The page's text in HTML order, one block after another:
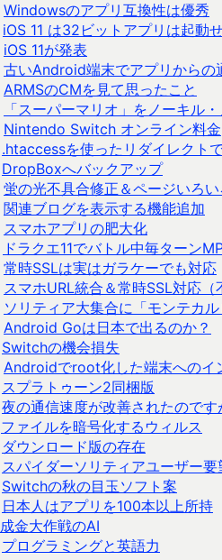
Windowsのアプリ互換性は優秀
iOS 11 は32ビットアプリは起動
iOS 11が発表
古いAndroid端末でアプリからの
ARMSのCMを見て思ったこと
「スーパーマリオ」をノーキル
Nintendo Switch オンライン料金
.htaccessを使ったリダイレクト
DropBoxへバックアップ
蛍の光不具合修正＆ページいろ
関連ブログを表示する機能追加
スマホアプリの肥大化
ドラクエ11でバトル中毎ターン
常時SSLは実はガラケーでも対応
スマホURL統合＆常時SSL対応（
ソリティア大集合に「モンテカ
Android Goは日本で出るのか？
Switchの機会損失
Androidでroot化した端末へのイ
スプラトゥーン2同梱版
夜の通信速度が改善されたのです
ファイルを暗号化するウィルス
ダウンロード版の存在
スパイダーソリティアユーザー要
Switchの秋の目玉ソフト案
日本人はアプリを100本以上所持
成金大作戦のAI
プログラミングと英語力